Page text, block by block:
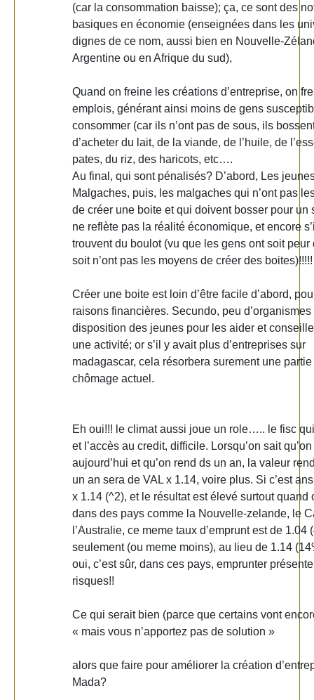
(car la consommation baisse); ça, ce sont des
basiques en économie (enseignées dans les
dignes de ce nom, aussi bien en Nouvelle-
Argentine ou en Afrique du sud),
Quand on freine les créations d’entreprise, on
emplois, générant ainsi moins de gens
consommer (car ils n’ont pas de sous, ils
d’acheter du lait, de la viande, de l’huile, de
pates, du riz, des haricots, etc….
Au final, qui sont pénalisés? D’abord, Les
Malgaches, puis, les malgaches qui n’ont pas
de créer une boite et qui doivent bosser pour un
ne reflète pas la réalité économique, et encore
trouvent du boulot (vu que les gens ont soit peur
soit n’ont pas les moyens de créer des boites)!!!!!
Créer une boite est loin d’être facile d’abord,
raisons financières. Secundo, peu
disposition des jeunes pour les aider et
une activité; or s’il y avait plus d’entreprises sur
madagascar, cela résorbera surement une
chômage actuel.
Eh oui!!! le climat aussi joue un role….. le fisc
et l’accès au credit, difficile. Lorsqu’on sait
aujourd’hui et qu’on rend ds un an, la valeur
un an sera de VAL x 1.14, voire plus. Si c’est
x 1.14 (^2), et le résultat est élevé surtout quand
dans des pays comme la Nouvelle-zelande, le
l’Australie, ce meme taux d’emprunt est de 1.04
seulement (ou meme moins), au lieu de 1.14
oui, c’est sûr, dans ces pays, emprunter
risques!!
Ce qui serait bien (parce que certains vont
« mais vous n’apportez pas de solution »
alors que faire pour améliorer la création
Mada?